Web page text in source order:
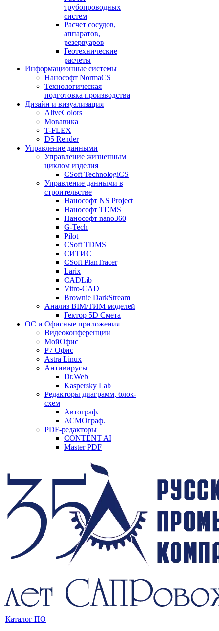
трубопроводных
систем
Расчет сосудов,
аппаратов,
резервуаров
Геотехнические
расчеты
Информационные системы
Нанософт NormaCS
Технологическая
подготовка производства
Дизайн и визуализация
AliveColors
Мовавика
T-FLEX
D5 Render
Управление данными
Управление жизненным
циклом изделия
CSoft TechnologiCS
Управление данными в
строительстве
Нанософт NS Project
Нанософт TDMS
Нанософт nano360
G-Tech
Pilot
CSoft TDMS
СИТИС
CSoft PlanTracer
Larix
CADLib
Vitro-CAD
Brownie DarkStream
Анализ BIM/ТИМ моделей
Гектор 5D Смета
ОС и Офисные приложения
Видеоконференции
МойОфис
P7 Офис
Astra Linux
Антивирусы
Dr.Web
Kaspersky Lab
Редакторы диаграмм, блок-
схем
Автограф.
АСМОграф.
PDF-редакторы
CONTENT AI
Master PDF
Каталог ПО